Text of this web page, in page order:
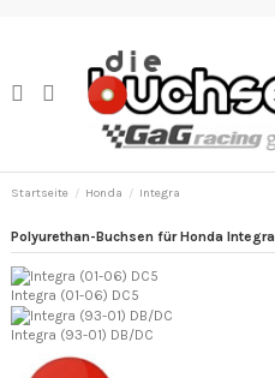
Startseite Honda Integra
Polyurethan-Buchsen für Honda Integra
Integra (01-06) DC5
Integra (93-01) DB/DC